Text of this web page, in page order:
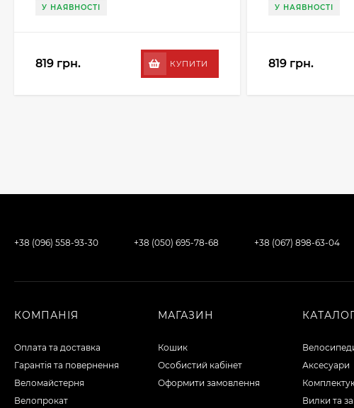
У НАЯВНОСТІ
819 грн. КУПИТИ
У НАЯВНОСТІ
819 грн.
+38 (096) 558-93-30 +38 (050) 695-78-68 +38 (067) 898-63-04
КОМПАНІЯ
Оплата та доставка
Гарантія та повернення
Веломайстерня
Велопрокат
МАГАЗИН
Кошик
Особистий кабінет
Оформити замовлення
Аксесуари
Вилки та